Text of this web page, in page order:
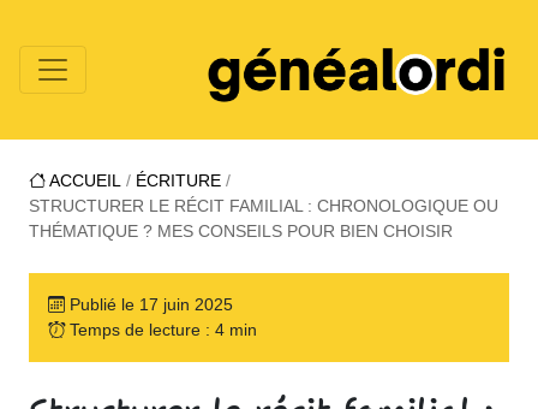
ACCUEIL / ÉCRITURE /
STRUCTURER LE RÉCIT FAMILIAL : CHRONOLOGIQUE OU
THÉMATIQUE ? MES CONSEILS POUR BIEN CHOISIR
Publié le 17 juin 2025
Temps de lecture : 4 min